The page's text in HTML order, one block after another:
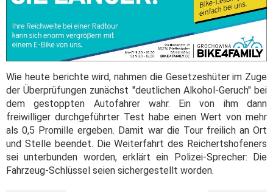
Wie heute berichte wird, nahmen die Gesetzeshüter im Zuge
der Überprüfungen zunächst "deutlichen Alkohol-Geruch" bei
dem gestoppten Autofahrer wahr. Ein von ihm dann
freiwilliger durchgeführter Test habe einen Wert von mehr
als 0,5 Promille ergeben. Damit war die Tour freilich an Ort
und Stelle beendet. Die Weiterfahrt des Reichertshofeners
sei unterbunden worden, erklärt ein Polizei-Sprecher: Die
Fahrzeug-Schlüssel seien sichergestellt worden.